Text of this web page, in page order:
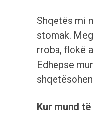
Shqetësimi
stomak.
rroba, flokë
Edhepse
Kur mund